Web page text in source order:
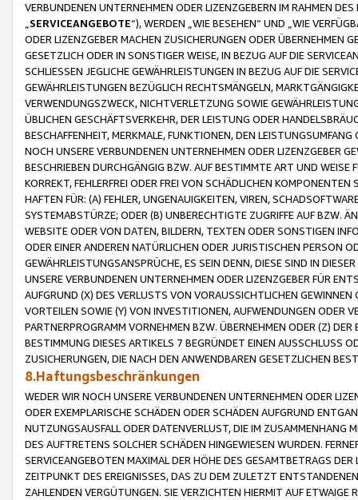
VERBUNDENEN UNTERNEHMEN ODER LIZENZGEBERN IM RAHMEN
SERVICEANGEBOTE“), WERDEN „WIE BESEHEN“ UND „WIE
ODER LIZENZGEBER MACHEN ZUSICHERUNGEN ODER ÜBERNEHMEN
GESETZLICH ODER IN SONSTIGER WEISE, IN BEZUG AUF DIE
SCHLIESSEN JEGLICHE GEWÄHRLEISTUNGEN IN BEZUG AUF DIE
GEWÄHRLEISTUNGEN BEZÜGLICH RECHTSMÄNGELN,
VERWENDUNGSZWECK, NICHTVERLETZUNG SOWIE
ÜBLICHEN GESCHÄFTSVERKEHR, DER LEISTUNG ODER
BESCHAFFENHEIT, MERKMALE, FUNKTIONEN, DEN
NOCH UNSERE VERBUNDENEN UNTERNEHMEN ODER LIZENZGEBER
BESCHRIEBEN DURCHGÄNGIG BZW. AUF BESTIMMTE ART UND
KORREKT, FEHLERFREI ODER FREI VON SCHÄDLICHEN
HAFTEN FÜR: (A) FEHLER, UNGENAUIGKEITEN, VIREN,
SYSTEMABSTÜRZE; ODER (B) UNBERECHTIGTE ZUGRIFFE AUF BZW.
WEBSITE ODER VON DATEN, BILDERN, TEXTEN ODER SONSTIGEN
ODER EINER ANDEREN NATÜRLICHEN ODER JURISTISCHEN PERSON
GEWÄHRLEISTUNGSANSPRÜCHE, ES SEIN DENN, DIESE SIND IN
UNSERE VERBUNDENEN UNTERNEHMEN ODER LIZENZGEBER FÜR
AUFGRUND (X) DES VERLUSTS VON VORAUSSICHTLICHEN
VORTEILEN SOWIE (Y) VON INVESTITIONEN, AUFWENDUNGEN ODER
PARTNERPROGRAMM VORNEHMEN BZW. ÜBERNEHMEN ODER (Z)
BESTIMMUNG DIESES ARTIKELS 7 BEGRÜNDET EINEN AUSSCHLUSS
ZUSICHERUNGEN, DIE NACH DEN ANWENDBAREN GESETZLICHEN
8.Haftungsbeschränkungen
WEDER WIR NOCH UNSERE VERBUNDENEN UNTERNEHMEN ODER
ODER EXEMPLARISCHE SCHÄDEN ODER SCHÄDEN AUFGRUND
NUTZUNGSAUSFALL ODER DATENVERLUST, DIE IM ZUSAMMENHANG
DES AUFTRETENS SOLCHER SCHÄDEN HINGEWIESEN WURDEN.
SERVICEANGEBOTEN MAXIMAL DER HÖHE DES GESAMTBETRAGS
ZEITPUNKT DES EREIGNISSES, DAS ZU DEM ZULETZT
ZAHLENDEN VERGÜTUNGEN. SIE VERZICHTEN HIERMIT AUF